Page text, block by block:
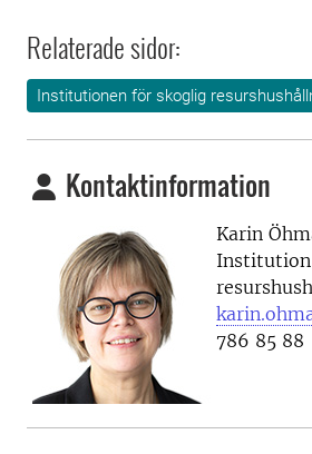
Relaterade sidor:
Institutionen för skoglig
Kontaktinformation
Karin
786 85 88